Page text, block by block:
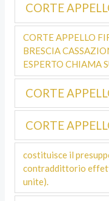
CORTE
CORTE APPELLO
BRESCIA
ESPERTO CHIAMA
CORTE
CORTE
costituisce il
contraddittorio
unite).